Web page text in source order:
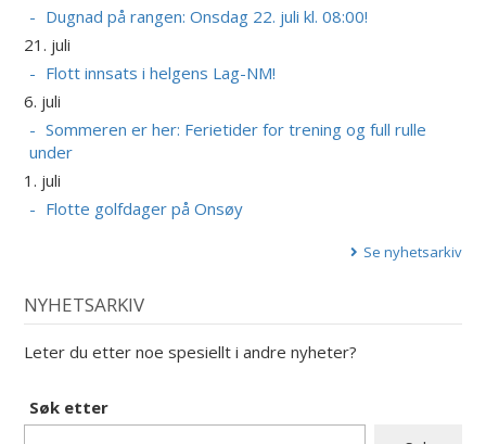
Dugnad på rangen: Onsdag 22. juli kl. 08:00!
21. juli
Flott innsats i helgens Lag-NM!
6. juli
Sommeren er her: Ferietider for trening og full rulle
under
1. juli
Flotte golfdager på Onsøy
Se nyhetsarkiv
NYHETSARKIV
Leter du etter noe spesiellt i andre nyheter?
Søk etter